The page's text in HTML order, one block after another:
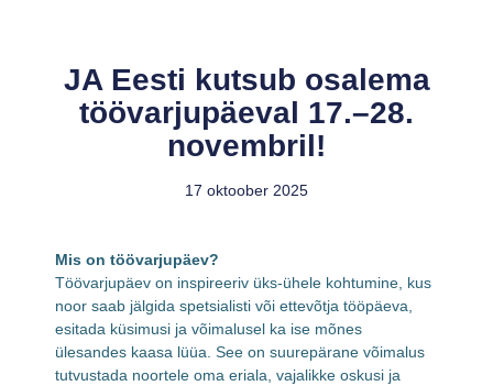
JA Eesti kutsub osalema
töövarjupäeval 17.–28.
novembril!
17 oktoober 2025
Mis on töövarjupäev?
Töövarjupäev on inspireeriv üks-ühele kohtumine, kus
noor saab jälgida spetsialisti või ettevõtja tööpäeva,
esitada küsimusi ja võimalusel ka ise mõnes
ülesandes kaasa lüüa. See on suurepärane võimalus
tutvustada noortele oma eriala, vajalikke oskusi ja